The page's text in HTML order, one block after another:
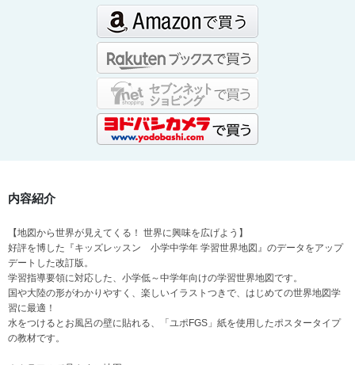
内容紹介
【地図から世界が見えてくる！ 世界に興味を広げよう】
好評を博した『キッズレッスン 小学中学年 学習世界地図』のデータをアップ
デートした改訂版。
学習指導要領に対応した、小学低～中学年向けの学習世界地図です。
国や大陸の形がわかりやすく、楽しいイラストつきで、はじめての世界地図学
習に最適！
水をつけるとお風呂の壁に貼れる、「ユポFGS」紙を使用したポスタータイプ
の教材です。